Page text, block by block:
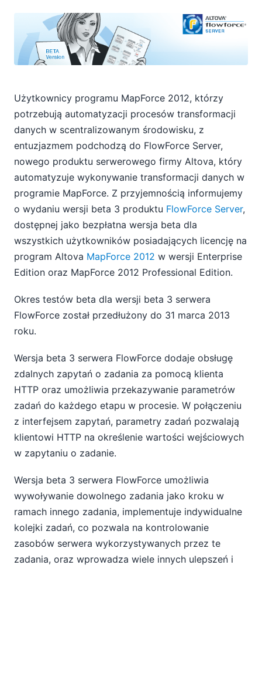
Użytkownicy programu MapForce 2012, którzy
potrzebują automatyzacji procesów transformacji
danych w scentralizowanym środowisku, z
entuzjazmem podchodzą do FlowForce Server,
nowego produktu serwerowego firmy Altova, który
automatyzuje wykonywanie transformacji danych w
programie MapForce. Z przyjemnością informujemy
o wydaniu wersji beta 3 produktu FlowForce Server,
dostępnej jako bezpłatna wersja beta dla
wszystkich użytkowników posiadających licencję na
program Altova MapForce 2012 w wersji Enterprise
Edition oraz MapForce 2012 Professional Edition.
Okres testów beta dla wersji beta 3 serwera
FlowForce został przedłużony do 31 marca 2013
roku.
Wersja beta 3 serwera FlowForce dodaje obsługę
zdalnych zapytań o zadania za pomocą klienta
HTTP oraz umożliwia przekazywanie parametrów
zadań do każdego etapu w procesie. W połączeniu
z interfejsem zapytań, parametry zadań pozwalają
klientowi HTTP na określenie wartości wejściowych
w zapytaniu o zadanie.
Wersja beta 3 serwera FlowForce umożliwia
wywoływanie dowolnego zadania jako kroku w
ramach innego zadania, implementuje indywidualne
kolejki zadań, co pozwala na kontrolowanie
zasobów serwera wykorzystywanych przez te
zadania, oraz wprowadza wiele innych ulepszeń i